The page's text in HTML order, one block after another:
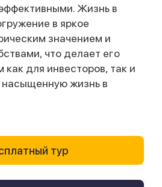
Жизнь в
в яркое
значением и
что делает его
для инвесторов, так и
жизнь в
тур